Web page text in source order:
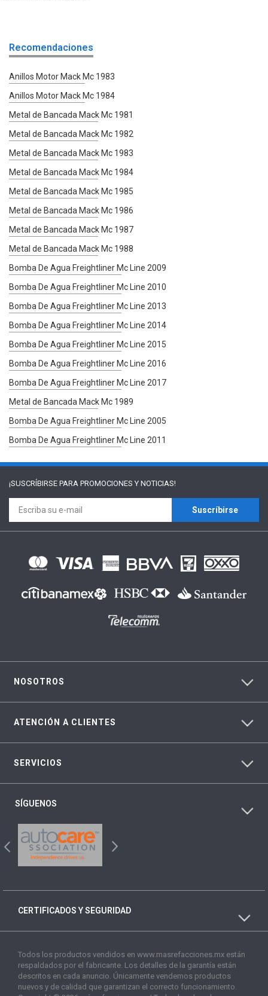
Recomendaciones
Anillos Motor Mack Mc 1983
Anillos Motor Mack Mc 1984
Metal de Bancada Mack Mc 1981
Metal de Bancada Mack Mc 1982
Metal de Bancada Mack Mc 1983
Metal de Bancada Mack Mc 1984
Metal de Bancada Mack Mc 1985
Metal de Bancada Mack Mc 1986
Metal de Bancada Mack Mc 1987
Metal de Bancada Mack Mc 1988
Bomba De Agua Freightliner Mc Line 2009
Bomba De Agua Freightliner Mc Line 2010
Bomba De Agua Freightliner Mc Line 2013
Bomba De Agua Freightliner Mc Line 2014
Bomba De Agua Freightliner Mc Line 2015
Bomba De Agua Freightliner Mc Line 2016
Bomba De Agua Freightliner Mc Line 2017
Metal de Bancada Mack Mc 1989
Bomba De Agua Freightliner Mc Line 2005
Bomba De Agua Freightliner Mc Line 2011
¡SUSCRÍBIRSE PARA PROMOCIONES Y NOTICIAS!
Suscríbirse
NOSOTROS
ATENCIÓN A CLIENTES
SERVICIOS
SÍGUENOS
CERTIFICADOS Y SEGURIDAD
Todos los productos vendidos en www.masrefacciones.mx están
respaldados por el fabricante. Los detalles de la garantía están
descritos en cada anuncio. Únicamente vendemos productos
nuevos y de calidad que garantizan el correcto funcionamiento.